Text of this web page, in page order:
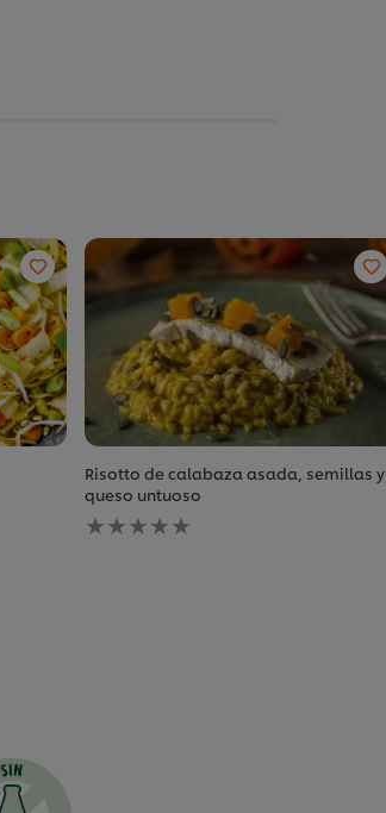
Risotto de calabaza asada, semillas y
queso untuoso
No
se